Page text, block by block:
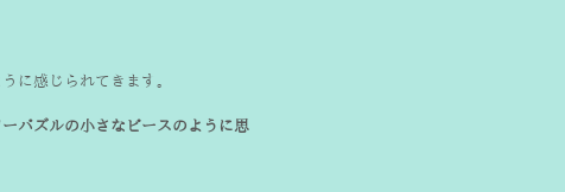
に感じられてきます。
パズルの小さなピースのように思